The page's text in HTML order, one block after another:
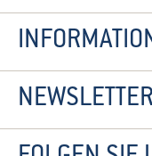
NEWSLETTER